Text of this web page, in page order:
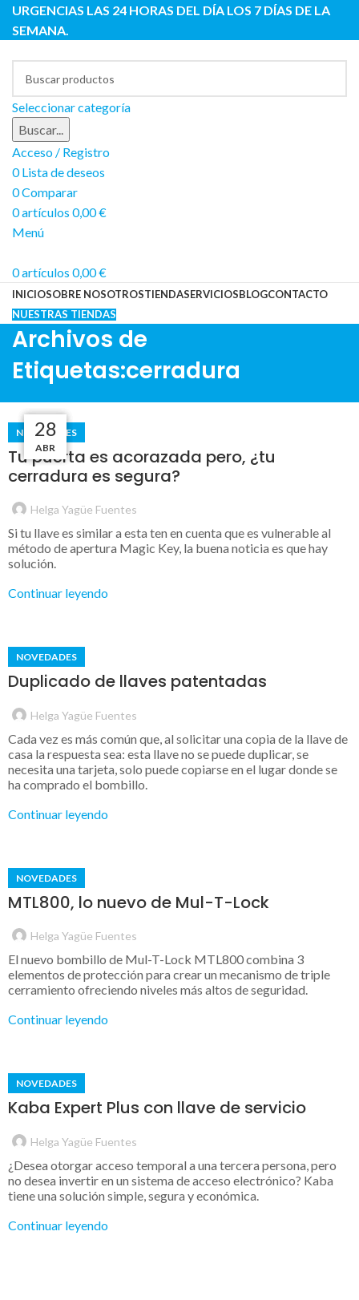
URGENCIAS LAS 24 HORAS DEL DÍA LOS 7 DÍAS DE LA
SEMANA.
Seleccionar categoría
Buscar...
Acceso / Registro
0Lista de deseos
0Comparar
0artículos 0,00€
Menú
0artículos 0,00€
INICIOSOBRE NOSOTROSTIENDASERVICIOSBLOGCONTACTO
NUESTRAS TIENDAS
Archivos de
Etiquetas:cerradura
24
MAY
NOVEDADES
Tu puerta es acorazada pero, ¿tu
cerradura es segura?
Helga Yagüe Fuentes
Si tu llave es similar a esta ten en cuenta que es vulnerable al
método de apertura Magic Key, la buena noticia es que hay
solución.
Continuar leyendo
15
JUL
NOVEDADES
Duplicado de llaves patentadas
Helga Yagüe Fuentes
Cada vez es más común que, al solicitar una copia de la llave de
casa la respuesta sea: esta llave no se puede duplicar, se
necesita una tarjeta, solo puede copiarse en el lugar donde se
ha comprado el bombillo.
Continuar leyendo
11
MAY
NOVEDADES
MTL800, lo nuevo de Mul-T-Lock
Helga Yagüe Fuentes
El nuevo bombillo de Mul-T-Lock MTL800 combina 3
elementos de protección para crear un mecanismo de triple
cerramiento ofreciendo niveles más altos de seguridad.
Continuar leyendo
28
ABR
NOVEDADES
Kaba Expert Plus con llave de servicio
Helga Yagüe Fuentes
¿Desea otorgar acceso temporal a una tercera persona, pero
no desea invertir en un sistema de acceso electrónico? Kaba
tiene una solución simple, segura y económica.
Continuar leyendo